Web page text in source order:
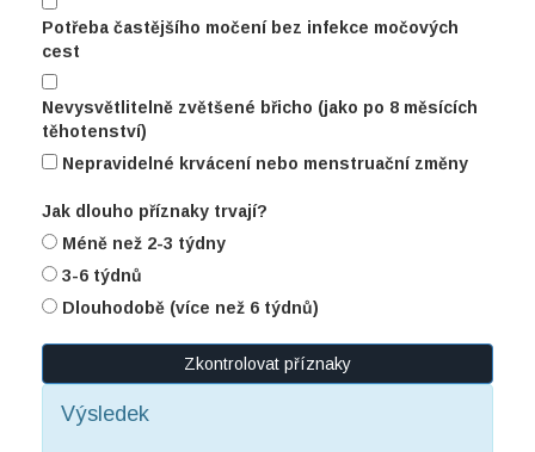
Potřeba častějšího močení bez infekce močových
cest
Nevysvětlitelně zvětšené břicho (jako po 8 měsících
těhotenství)
Nepravidelné krvácení nebo menstruační změny
Jak dlouho příznaky trvají?
Méně než 2-3 týdny
3-6 týdnů
Dlouhodobě (více než 6 týdnů)
Zkontrolovat příznaky
Výsledek